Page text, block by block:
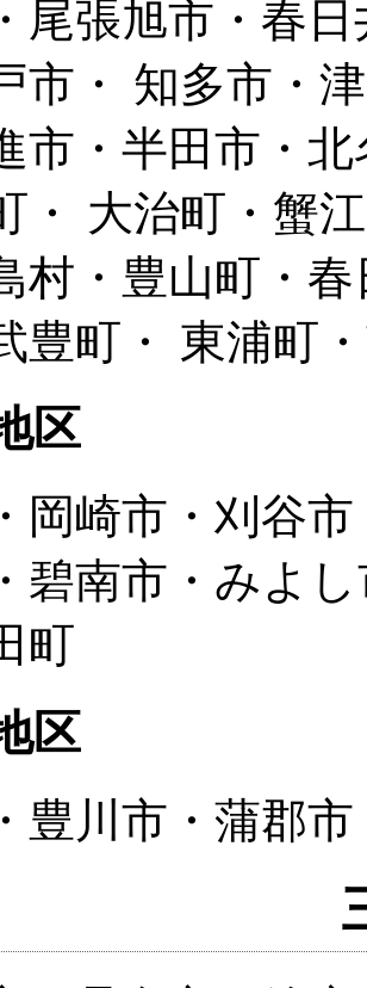
尾張旭市・春
市・ 知多市・
市・半田市・
・ 大治町・蟹
村・豊山町・
豊町・ 東浦町
区
岡崎市・刈谷
碧南市・みよ
町
区
豊川市・蒲郡